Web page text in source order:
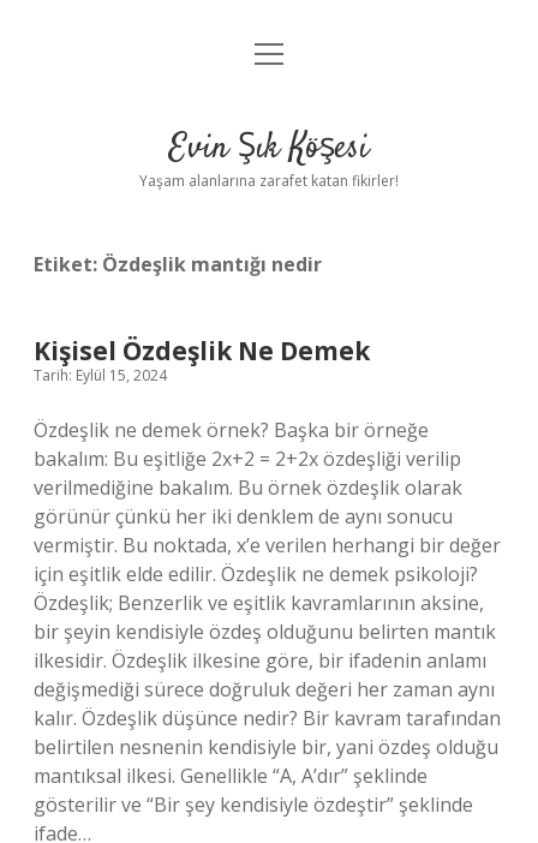
Anasayfa
Yasal Uyarı
menüyü
Evin Şık Köşesi
Yaşam alanlarına zarafet katan fikirler!
Etiket: Özdeşlik mantığı nedir
Kişisel Özdeşlik Ne Demek
Tarih: Eylül 15, 2024
Özdeşlik ne demek örnek? Başka bir örneğe
bakalım: Bu eşitliğe 2x+2 = 2+2x özdeşliği verilip
verilmediğine bakalım. Bu örnek özdeşlik olarak
görünür çünkü her iki denklem de aynı sonucu
vermiştir. Bu noktada, x’e verilen herhangi bir değer
için eşitlik elde edilir. Özdeşlik ne demek psikoloji?
Özdeşlik; Benzerlik ve eşitlik kavramlarının aksine,
bir şeyin kendisiyle özdeş olduğunu belirten mantık
ilkesidir. Özdeşlik ilkesine göre, bir ifadenin anlamı
değişmediği sürece doğruluk değeri her zaman aynı
kalır. Özdeşlik düşünce nedir? Bir kavram tarafından
belirtilen nesnenin kendisiyle bir, yani özdeş olduğu
mantıksal ilkesi. Genellikle “A, A’dır” şeklinde
gösterilir ve “Bir şey kendisiyle özdeştir” şeklinde
ifade…